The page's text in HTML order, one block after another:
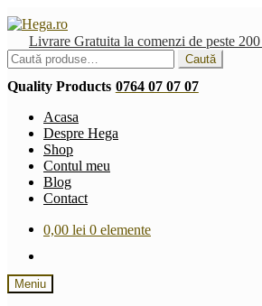
Sari
navigare
Sari
conținut
Livrare Gratuita la comenzi de peste
Caută
după:
Caută
Quality Products 0764 07 07 07
Acasa
Despre Hega
Shop
Contul meu
Blog
Contact
0,00 lei 0 elemente
Meniu